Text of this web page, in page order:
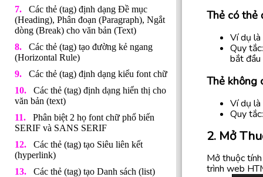
Các thẻ (tag) định dạng Đề mục
(Heading), Phân đoạn (Paragraph), Ngắt
dòng (Break) cho văn bản (Text)
Các thẻ (tag) tạo đường kẻ ngang
(Horizontal Rule)
Các thẻ (tag) định dạng kiểu font chữ
Các thẻ (tag) định dạng hiển thị cho
văn bản (text)
Phân biệt 2 họ font chữ phổ biến
SERIF và SANS SERIF
Các thẻ (tag) tạo Siêu liên kết
(hyperlink)
Các thẻ (tag) tạo Danh sách (list)
Thẻ có thẻ
Ví dụ
Quy
bắt
Thẻ không
Ví dụ
Quy
2. Mở
Mở thuộc
trình web